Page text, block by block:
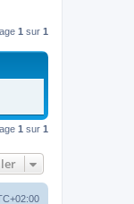
1 sur 1
1 sur 1